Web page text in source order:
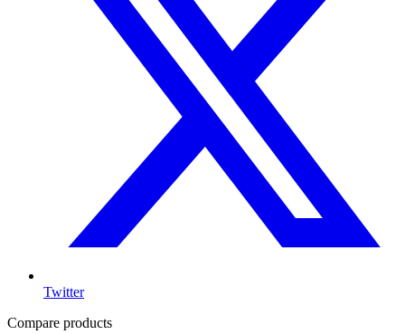
Twitter
Compare products